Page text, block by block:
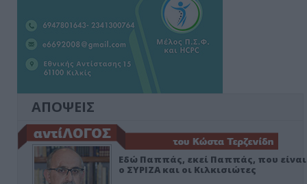
ΑΠΟΨΕΙΣ
Εδώ Παππάς, εκεί Παππάς, που είναι
ο ΣΥΡΙΖΑ και οι Κιλκισιώτες